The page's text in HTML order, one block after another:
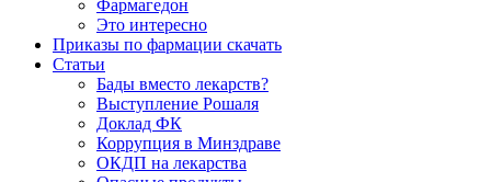
Фармагедон
Это интересно
Приказы по фармации скачать
Статьи
Бады вместо лекарств?
Выступление Рошаля
Доклад ФК
Коррупция в Минздраве
ОКДП на лекарства